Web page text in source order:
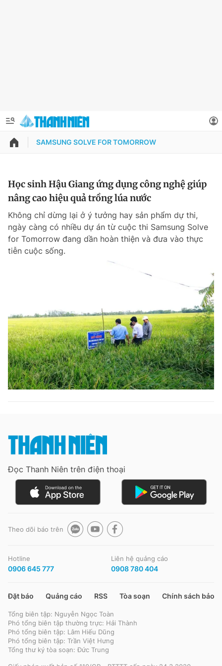
QUẢNG CÁO
Chuyên mục khác
Chào ngày mới
Video Magazine
Sản phẩm khác
Tiện ích Bạn cần biết
Đọc Thanh Niên trên điện thoại
Hotline Liên hệ quảng cáo
Tổng biên tập: Nguyễn Ngọc Toàn
Phó tổng biên tập thường trực: Hải Thành
Phó tổng biên tập: Lâm Hiếu Dũng
Phó tổng biên tập: Trần Việt Hưng
Thông tin tài khoản
Đổi mật khẩu
Tin đã lưu
Tin đã xem
SAMSUNG SOLVE FOR TOMORROW
Học sinh Hậu Giang ứng dụng công nghệ giúp
nâng cao hiệu quả trồng lúa nước
Không chỉ dừng lại ở ý tưởng hay sản phẩm dự thi,
ngày càng có nhiều dự án từ cuộc thi Samsung Solve
for Tomorrow đang dần hoàn thiện và đưa vào thực
tiễn cuộc sống.
Đọc Thanh Niên trên điện thoại
Theo dõi báo trên
Hotline
0906 645 777
Liên hệ quảng cáo
0908 780 404
Đặt báo Quảng cáo RSS Tòa soạn Chính sách bảo
Tổng biên tập: Nguyễn Ngọc Toàn
Phó tổng biên tập thường trực: Hải Thành
Phó tổng biên tập: Lâm Hiếu Dũng
Phó tổng biên tập: Trần Việt Hưng
Tổng thư ký tòa soạn: Đức Trung